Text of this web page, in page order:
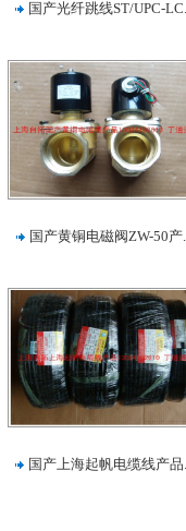
国产光纤跳线ST/UPC-
国产黄铜电磁阀ZW-50产
国产上海起帆电缆线产品